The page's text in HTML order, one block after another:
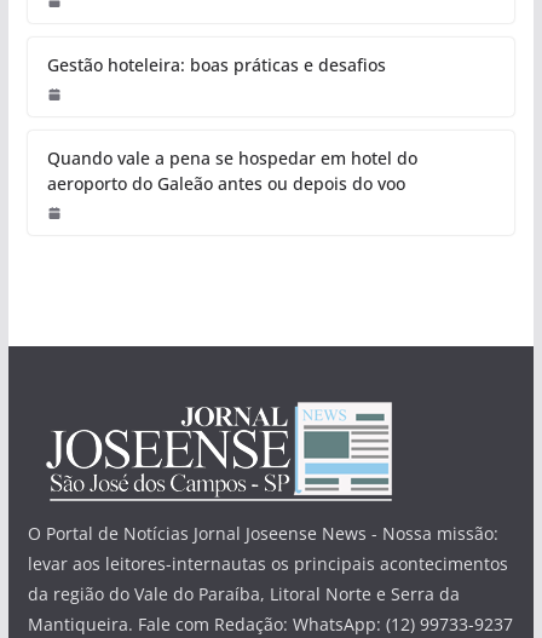
Gestão hoteleira: boas práticas e desafios
Quando vale a pena se hospedar em hotel do
aeroporto do Galeão antes ou depois do voo
O Portal de Notícias Jornal Joseense News - Nossa missão:
levar aos leitores-internautas os principais acontecimentos
da região do Vale do Paraíba, Litoral Norte e Serra da
Mantiqueira. Fale com Redação: WhatsApp: (12) 99733-9237